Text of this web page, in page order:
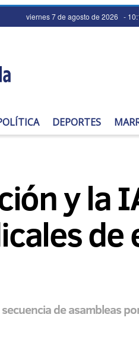
viernes 7 de agosto de 2026 -
DEPORTES
y la
de
de asambleas